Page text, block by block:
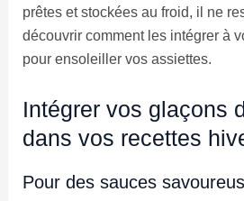
prêtes et stockées au froid, il ne
découvrir comment les intégrer à
pour ensoleiller vos assiettes.
Intégrer vos glaçons
dans vos recettes
Pour des sauces